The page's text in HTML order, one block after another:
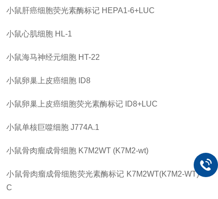
小鼠肝癌细胞荧光素酶标记 HEPA1-6+LUC
小鼠心肌细胞 HL-1
小鼠海马神经元细胞 HT-22
小鼠卵巢上皮癌细胞 ID8
小鼠卵巢上皮癌细胞荧光素酶标记 ID8+LUC
小鼠单核巨噬细胞 J774A.1
小鼠骨肉瘤成骨细胞 K7M2WT (K7M2-wt)
小鼠骨肉瘤成骨细胞荧光素酶标记 K7M2WT(K7M2-WT)-LU
C